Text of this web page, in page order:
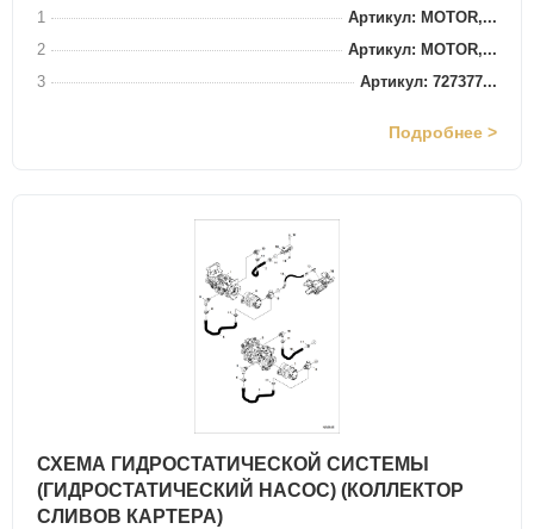
1
Артикул: MOTOR,...
2
Артикул: MOTOR,...
3
Артикул: 727377...
Подробнее >
СХЕМА ГИДРОСТАТИЧЕСКОЙ СИСТЕМЫ
(ГИДРОСТАТИЧЕСКИЙ НАСОС) (КОЛЛЕКТОР
СЛИВОВ КАРТЕРА)